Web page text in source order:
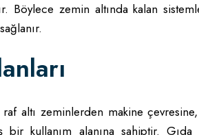
Böylece zemin altında kalan
altı zeminlerden makine
bir kullanım alanına sahiptir.